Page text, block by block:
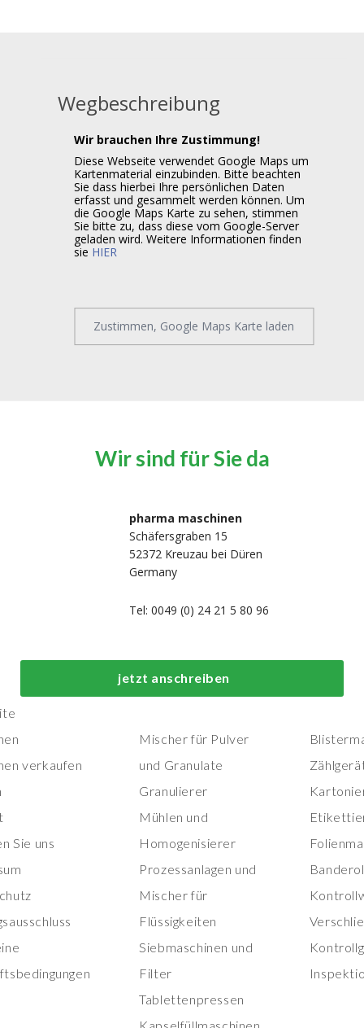
Wir sind für Sie da
pharma maschinen
Schäfersgraben 15
52372 Kreuzau bei Düren
Germany
Tel: 0049 (0) 24 21 5 80 96
jetzt anschreiben
Wegbeschreibung
Wir brauchen Ihre Zustimmung!
Diese Webseite verwendet Google Maps um
Kartenmaterial einzubinden. Bitte beachten
Sie dass hierbei Ihre persönlichen Daten
erfasst und gesammelt werden können. Um
die Google Maps Karte zu sehen, stimmen
Sie bitte zu, dass diese vom Google-Server
geladen wird. Weitere Informationen finden
sie HIER
Zustimmen, Google Maps Karte laden
verkaufen
Sie uns
Top-Prozess- und
Herstellungsmaschinen
Mischer für Pulver
und Granulate
Granulierer
Mühlen und
Homogenisierer
Prozessanlagen und
Mischer für
Flüssigkeiten
Siebmaschinen und
Filter
Tablettenpressen